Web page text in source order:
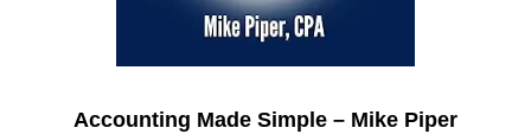
Accounting Made Simple – Mike Piper